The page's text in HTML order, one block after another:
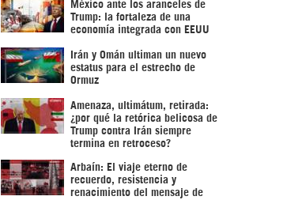
México ante los aranceles de
Trump: la fortaleza de una
economía integrada con EEUU
Irán y Omán ultiman un nuevo
estatus para el estrecho de
Ormuz
Amenaza, ultimátum, retirada:
¿por qué la retórica belicosa de
Trump contra Irán siempre
termina en retroceso?
Arbaín: El viaje eterno de
recuerdo, resistencia y
renacimiento del mensaje de